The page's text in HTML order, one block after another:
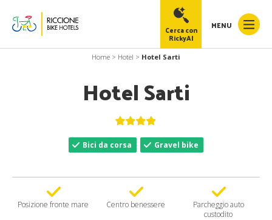
MENU
Cerca con
RickyAI
Home > Hotel > Hotel Sarti
Hotel Sarti
Bici da corsa Gravel bike
Posizione fronte mare Centro benessere
Parcheggio auto
custodito
RickyAI